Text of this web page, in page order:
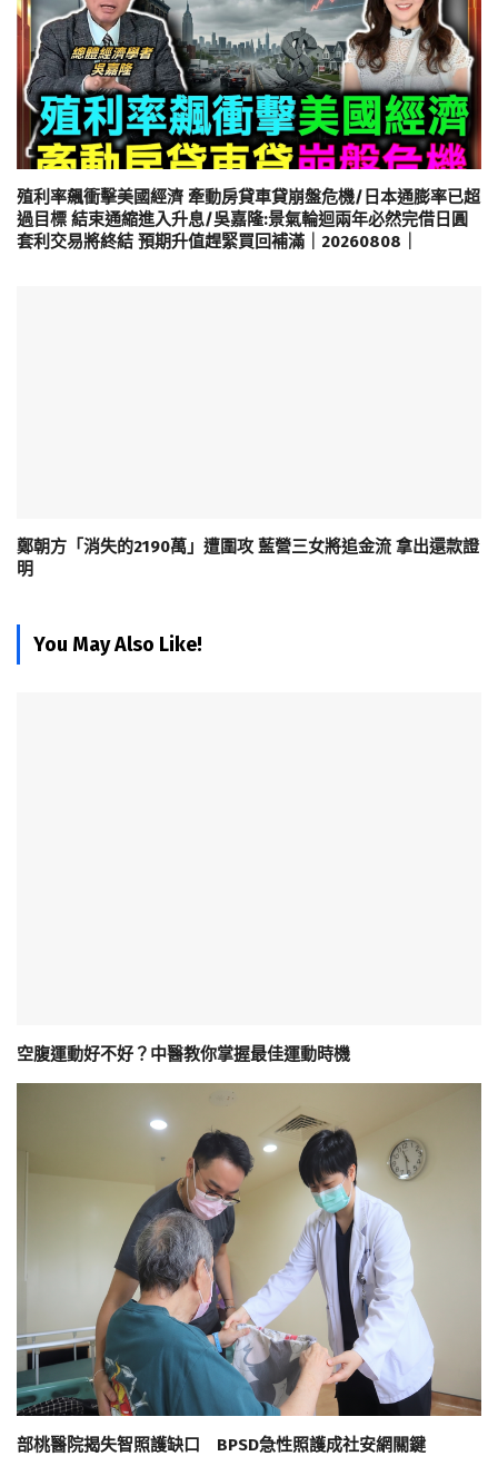
殖利率飆衝擊美國經濟 牽動房貸車貸崩盤危機/日本通膨率已超
過目標 結束通縮進入升息/吳嘉隆:景氣輪迴兩年必然完借日圓
套利交易將終結 預期升值趕緊買回補滿｜20260808｜
鄭朝方「消失的2190萬」遭圍攻 藍營三女將追金流 拿出還款證
明
You May Also Like!
空腹運動好不好？中醫教你掌握最佳運動時機
部桃醫院揭失智照護缺口 BPSD急性照護成社安網關鍵